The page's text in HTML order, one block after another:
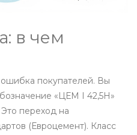
в чем
ошибка покупателей. Вы
«ЦЕМ I 42,5Н»
переход на
(Евроцемент). Класс